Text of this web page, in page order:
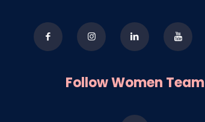
Follow Women Team